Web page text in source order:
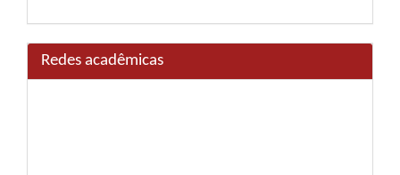
Redes acadêmicas